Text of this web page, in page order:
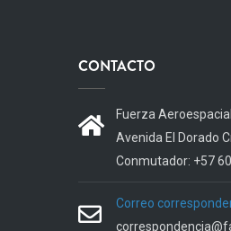
CONTACTO
Fuerza
Avenida El Dorado
Conmutador: +57
Correo